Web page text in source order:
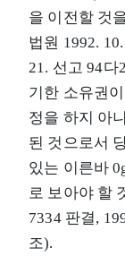
을 이전할 것
법원 1992.
21. 선고 94다
기한 소유권
정을 하지 아
된 것으로서
있는 이른바
로 보아야 할
7334 판결,
조).